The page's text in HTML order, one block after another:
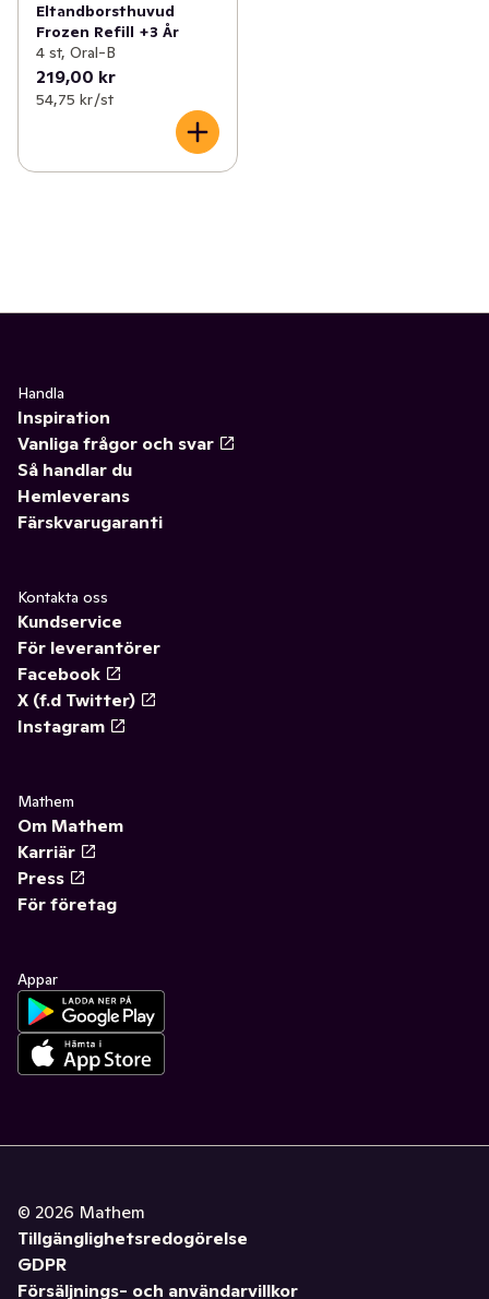
Eltandborsthuvud
Frozen Refill +3 År
4 st, Oral-B
219,00 kr
54,75 kr /st
Handla
Inspiration
Vanliga frågor och svar
Så handlar du
Hemleverans
Färskvarugaranti
Kontakta oss
Kundservice
För leverantörer
Facebook
X (f.d Twitter)
Instagram
Mathem
Om Mathem
Karriär
Press
För företag
Appar
© 2026 Mathem
Tillgänglighetsredogörelse
GDPR
Försäljnings- och användarvillkor